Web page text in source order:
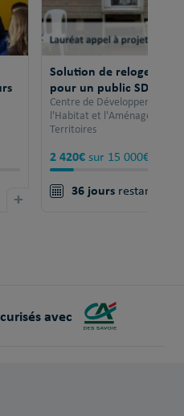
+
Solution de relogement
pour un public SDF
Centre de Développement
l'Habitat et l'Aménagement
Territoires
2 420€ sur 15 000€
36 jours restants !
avec